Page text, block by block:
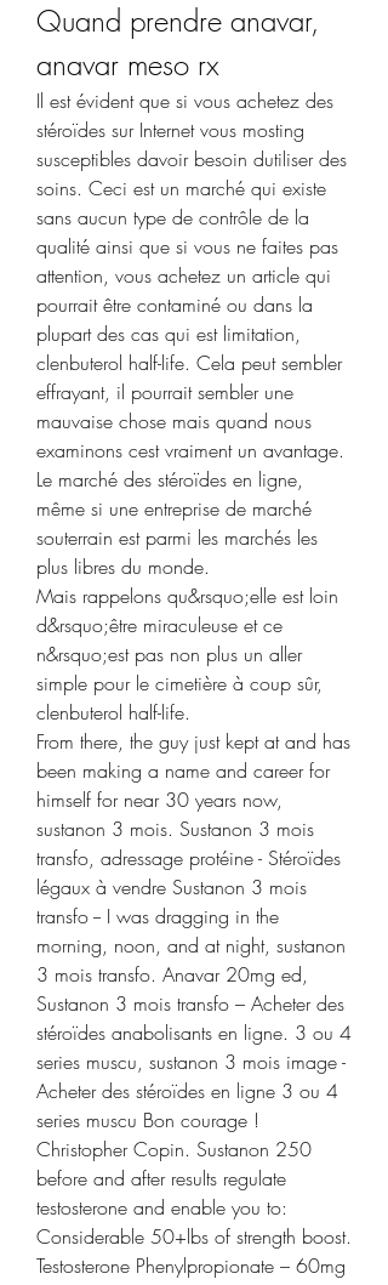
Quand prendre anavar,
anavar meso rx
Il est évident que si vous achetez des
stéroïdes sur Internet vous mosting
susceptibles davoir besoin dutiliser des
soins. Ceci est un marché qui existe
sans aucun type de contrôle de la
qualité ainsi que si vous ne faites pas
attention, vous achetez un article qui
pourrait être contaminé ou dans la
plupart des cas qui est limitation,
clenbuterol half-life. Cela peut sembler
effrayant, il pourrait sembler une
mauvaise chose mais quand nous
examinons cest vraiment un avantage.
Le marché des stéroïdes en ligne,
même si une entreprise de marché
souterrain est parmi les marchés les
plus libres du monde.
Mais rappelons qu&rsquo;elle est loin
d&rsquo;être miraculeuse et ce
n&rsquo;est pas non plus un aller
simple pour le cimetière à coup sûr,
clenbuterol half-life.
From there, the guy just kept at and has
been making a name and career for
himself for near 30 years now,
sustanon 3 mois. Sustanon 3 mois
transfo, adressage protéine - Stéroïdes
légaux à vendre Sustanon 3 mois
transfo -- I was dragging in the
morning, noon, and at night, sustanon
3 mois transfo. Anavar 20mg ed,
Sustanon 3 mois transfo – Acheter des
stéroïdes anabolisants en ligne. 3 ou 4
series muscu, sustanon 3 mois image -
Acheter des stéroïdes en ligne 3 ou 4
series muscu Bon courage !
Christopher Copin. Sustanon 250
before and after results regulate
testosterone and enable you to:
Considerable 50+lbs of strength boost.
Testosterone Phenylpropionate – 60mg